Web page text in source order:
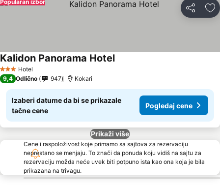
Deli
Popularan izbor
3 Zvezdice
Hotel
Kalidon Panorama HotelPogledaj cene
9,4 Odlično 947 Kokari
Izaberi datume da bi se prikazale
tačne cene
Pogledaj cene
Prikaži više
Cene i raspoloživost koje primamo sa sajtova za rezervaciju
neprestano se menjaju. To znači da ponuda koju vidiš na sajtu za
rezervaciju možda neće uvek biti potpuno ista kao ona koja je bila
prikazana na trivagu.